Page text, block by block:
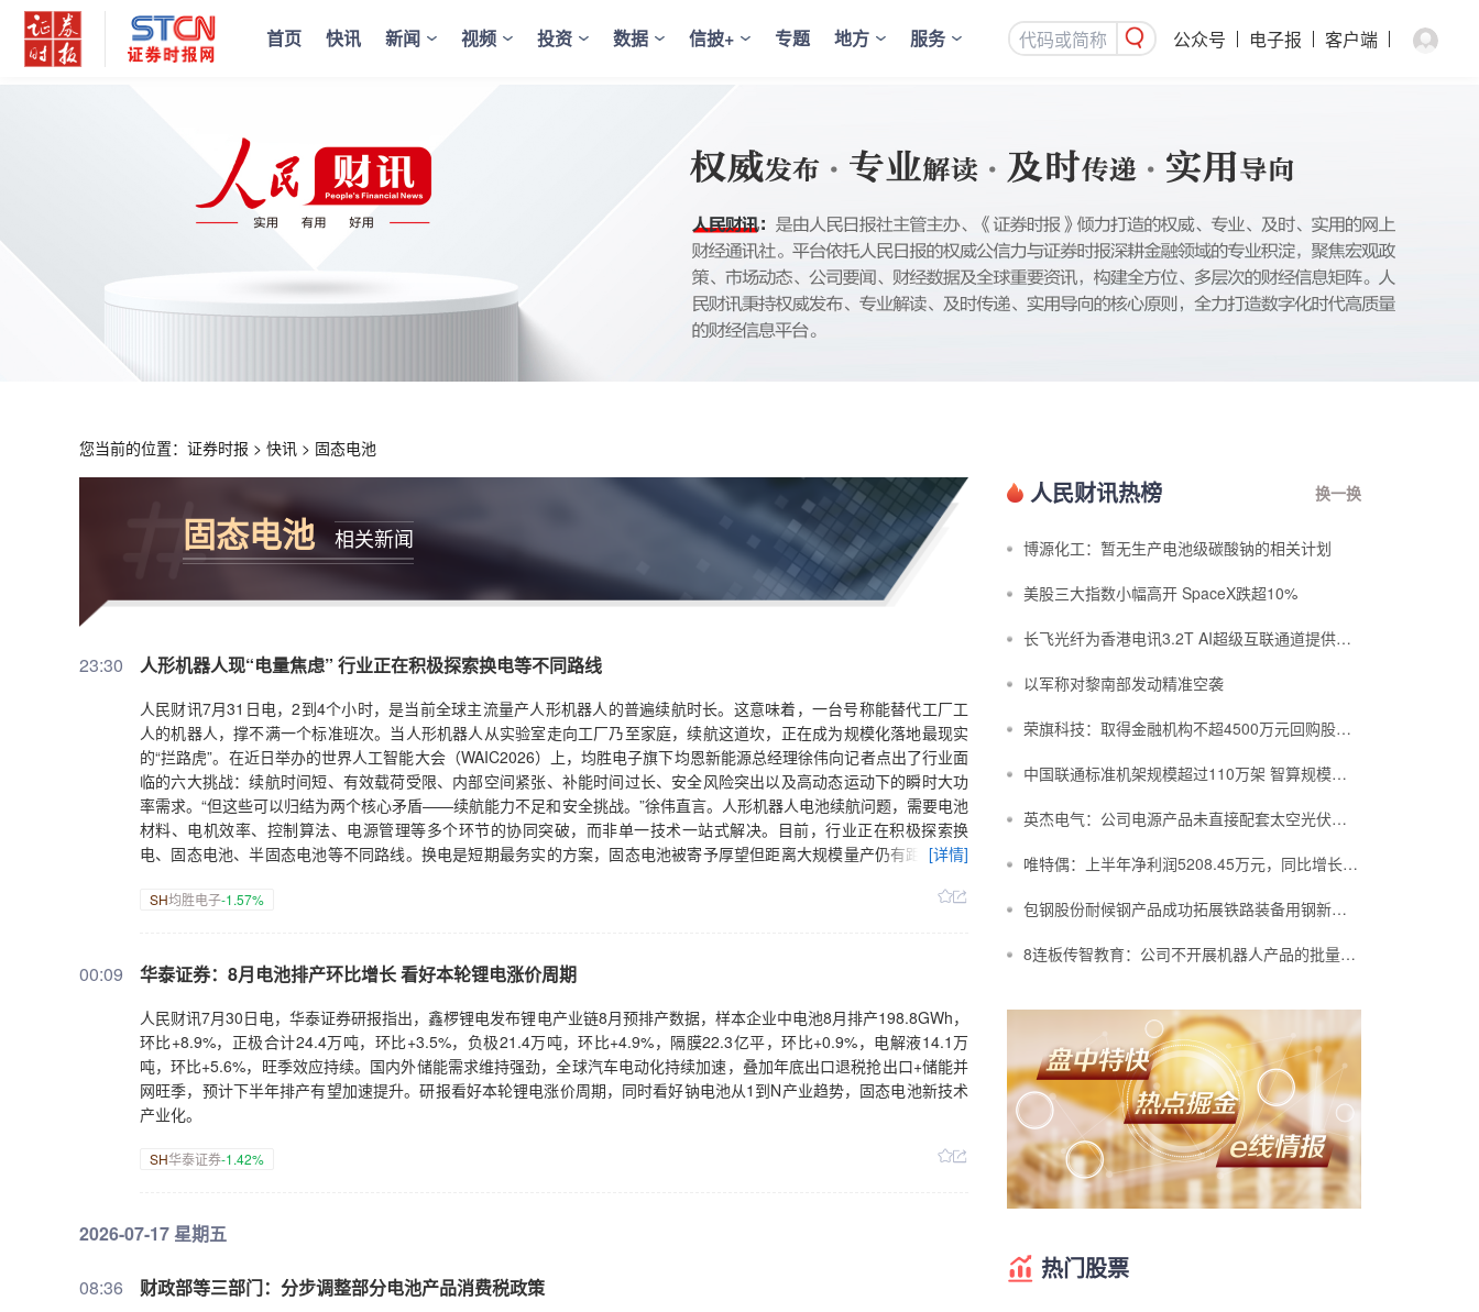
首页 快讯 新闻 视频 投资 数据 信披+ 专题 地方 服务 公众号 电子报 客户端
您当前的位置： 证券时报 > 快讯 > 固态电池
固态电池 相关新闻
23:30 人形机器人现“电量焦虑” 行业正在积极探索换电等不同路线
人民财讯7月31日电，2到4个小时，是当前全球主流量产人形机器人的普遍续航时长。这意味着，一台号称能替代工厂工
人的机器人，撑不满一个标准班次。当人形机器人从实验室走向工厂乃至家庭，续航这道坎，正在成为规模化落地最现实
的“拦路虎”。在近日举办的世界人工智能大会（WAIC2026）上，均胜电子旗下均恩新能源总经理徐伟向记者点出了行业面
临的六大挑战：续航时间短、有效载荷受限、内部空间紧张、补能时间过长、安全风险突出以及高动态运动下的瞬时大功
率需求。“但这些可以归结为两个核心矛盾——续航能力不足和安全挑战。”徐伟直言。人形机器人电池续航问题，需要电池
材料、电机效率、控制算法、电源管理等多个环节的协同突破，而非单一技术一站式解决。目前，行业正在积极探索换
电、固态电池、半固态电池等不同路线。换电是短期最务实的方案，固态电池被寄予厚望但距离大规模量产仍有距离，半
[详情]
SH均胜电子-1.57%
00:09 华泰证券：8月电池排产环比增长 看好本轮锂电涨价周期
人民财讯7月30日电，华泰证券研报指出，鑫椤锂电发布锂电产业链8月预排产数据，样本企业中电池8月排产198.8GWh，
环比+8.9%，正极合计24.4万吨，环比+3.5%，负极21.4万吨，环比+4.9%，隔膜22.3亿平，环比+0.9%，电解液14.1万
吨，环比+5.6%，旺季效应持续。国内外储能需求维持强劲，全球汽车电动化持续加速，叠加年底出口退税抢出口+储能并
网旺季，预计下半年排产有望加速提升。研报看好本轮锂电涨价周期，同时看好钠电池从1到N产业趋势，固态电池新技术
产业化。
SH华泰证券-1.42%
2026-07-17 星期五
08:36 财政部等三部门：分步调整部分电池产品消费税政策
人民财讯热榜 换一换
博源化工：暂无生产电池级碳酸钠的相关计划
美股三大指数小幅高开 SpaceX跌超10%
长飞光纤为香港电讯3.2T AI超级互联通道提供空芯光纤光缆
以军称对黎南部发动精准空袭
荣旗科技：取得金融机构不超4500万元回购股份专项融资支持
中国联通标准机架规模超过110万架 智算规模达到45EFLOPS
英杰电气：公司电源产品未直接配套太空光伏项目
唯特偶：上半年净利润5208.45万元，同比增长23.47%
包钢股份耐候钢产品成功拓展铁路装备用钢新赛道
8连板传智教育：公司不开展机器人产品的批量研发及生产业务
热门股票